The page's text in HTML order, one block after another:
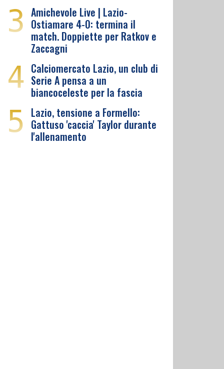
3 Amichevole Live | Lazio-
Ostiamare 4-0: termina il
match. Doppiette per Ratkov e
Zaccagni
4 Calciomercato Lazio, un club di
Serie A pensa a un
biancoceleste per la fascia
5 Lazio, tensione a Formello:
Gattuso 'caccia' Taylor durante
l'allenamento